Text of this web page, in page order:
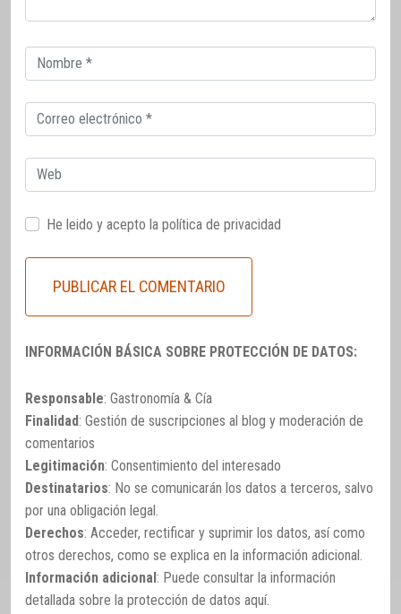
Correo
electrónico
Correo
electrónico
Web
He leido y acepto la política de privacidad
INFORMACIÓN BÁSICA SOBRE PROTECCIÓN DE DATOS:
Responsable: Gastronomía & Cía
Finalidad: Gestión de suscripciones al blog y moderación de
comentarios
Legitimación: Consentimiento del interesado
Destinatarios: No se comunicarán los datos a terceros, salvo
por una obligación legal.
Derechos: Acceder, rectificar y suprimir los datos, así como
otros derechos, como se explica en la información adicional.
Información adicional : Puede consultar la información
detallada sobre la protección de datos aquí.